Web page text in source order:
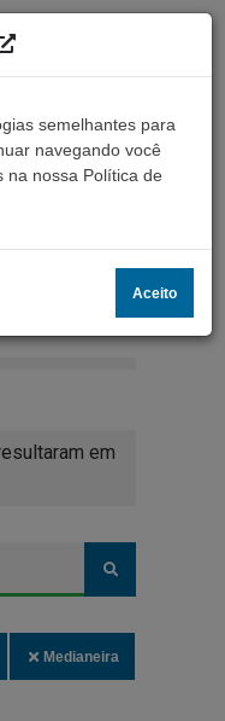
busca
Buscar
em
Medianeira
semelhantes para
navegando você
na nossa Política de
Aceito